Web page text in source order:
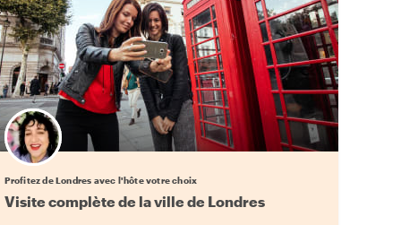
Choisissez votre local favori
Profitez de Londres avec l'hôte votre choix
Visite complète de la ville de Londres